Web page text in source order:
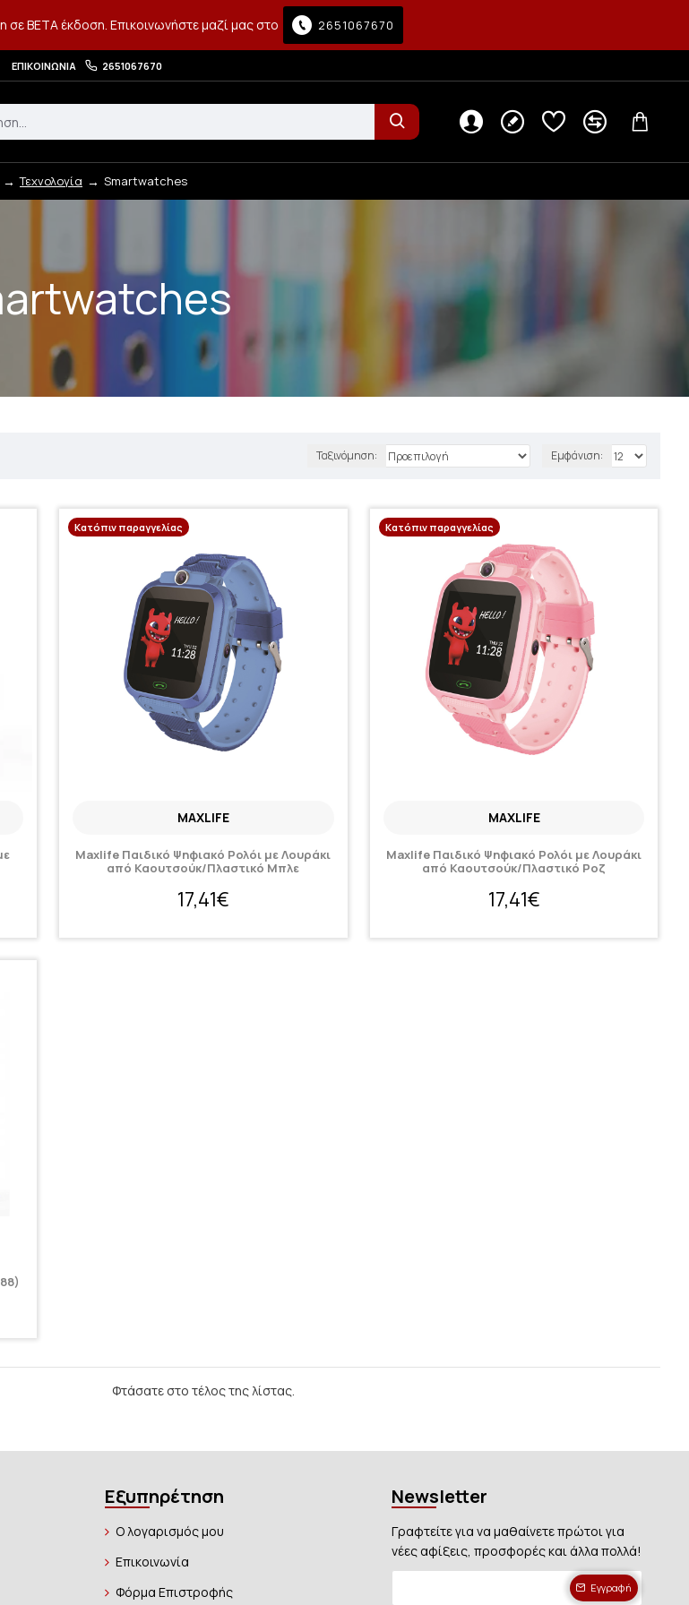
σε BETA έκδοση. Επικοινωνήστε μαζί μας στο 2651067670
ΕΠΙΚΟΙΝΩΝΊΑ 2651067670
Τεχνολογία Smartwatches
Ταξινόμηση: Εμφάνιση:
Κατόπιν παραγγελίας
MAXLIFE
Maxlife Παιδικό Ψηφιακό Ρολόι με Λουράκι
από Καουτσούκ/Πλαστικό Μπλε
17,41€
Κατόπιν παραγγελίας
MAXLIFE
Maxlife Παιδικό Ψηφιακό Ρολόι με Λουράκι
από Καουτσούκ/Πλαστικό Ροζ
17,41€
Φτάσατε στο τέλος της λίστας.
Εξυπηρέτηση
Ο λογαρισμός μου
Επικοινωνία
Φόρμα Επιστροφής
Newsletter
Γραφτείτε για να μαθαίνετε πρώτοι για
νέες αφίξεις, προσφορές και άλλα πολλά!
Εγγραφή